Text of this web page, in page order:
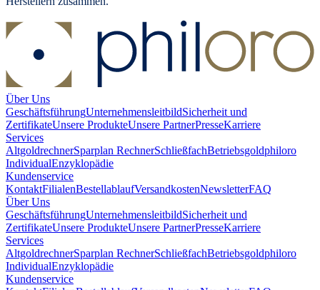
Über Uns
GeschäftsführungUnternehmensleitbildSicherheit und
ZertifikateUnsere ProdukteUnsere PartnerPresseKarriere
Services
AltgoldrechnerSparplan RechnerSchließfachBetriebsgoldphiloro
IndividualEnzyklopädie
Kundenservice
KontaktFilialenBestellablaufVersandkostenNewsletterFAQ
Über Uns
GeschäftsführungUnternehmensleitbildSicherheit und
ZertifikateUnsere ProdukteUnsere PartnerPresseKarriere
Services
AltgoldrechnerSparplan RechnerSchließfachBetriebsgoldphiloro
IndividualEnzyklopädie
Kundenservice